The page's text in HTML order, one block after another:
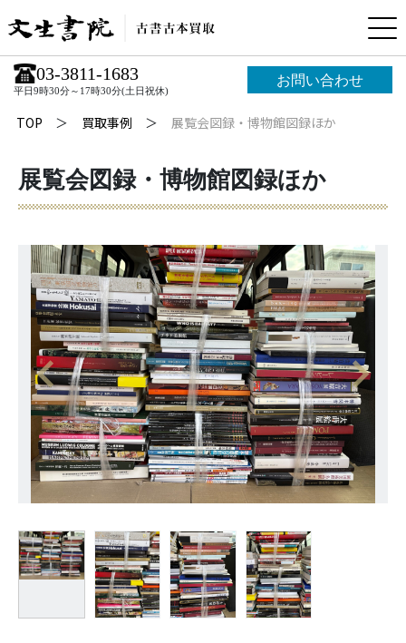
03-3811-1683
平日9時30分～17時30分(土日祝休)
お問い合わせ
TOP 買取事例 展覧会図録・博物館図録ほか
展覧会図録・博物館図録ほか